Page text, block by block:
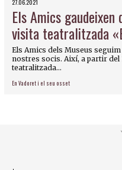
27.06.2021
Els Amics
visita teatralitzada
Els Amics dels Museus
nostres socis. Així, a partir
teatralitzada...
En Vadoret i el seu osset